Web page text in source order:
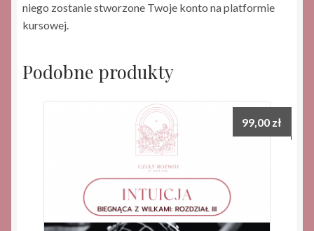
niego zostanie stworzone Twoje konto na platformie
kursowej.
Podobne produkty
99,00 zł